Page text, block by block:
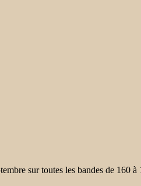
sur toutes les bandes de 160